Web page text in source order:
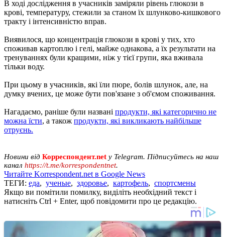
В ході дослідження в учасників заміряли рівень глюкози в
крові, температуру, стежили за станом їх шлунково-кишкового
тракту і інтенсивністю вправ.
Виявилося, що концентрація глюкози в крові у тих, хто
споживав картоплю і гелі, майже однакова, а їх результати на
тренуваннях були кращими, ніж у тієї групи, яка вживала
тільки воду.
При цьому в учасників, які їли пюре, болів шлунок, але, на
думку вчених, це може бути пов'язане з об'ємом споживання.
Нагадаємо, раніше були названі продукти, які категорично не
можна їсти, а також продукти, які викликають найбільше
отруєнь.
Новини від Корреспондент.net у Telegram. Підписуйтесь на наш
канал https://t.me/korrespondentnet.
Читайте Korrespondent.net в Google News
ТЕГИ: еда, ученые, здоровье, картофель, спортсмены
Якщо ви помітили помилку, виділіть необхідний текст і
натисніть Ctrl + Enter, щоб повідомити про це редакцію.